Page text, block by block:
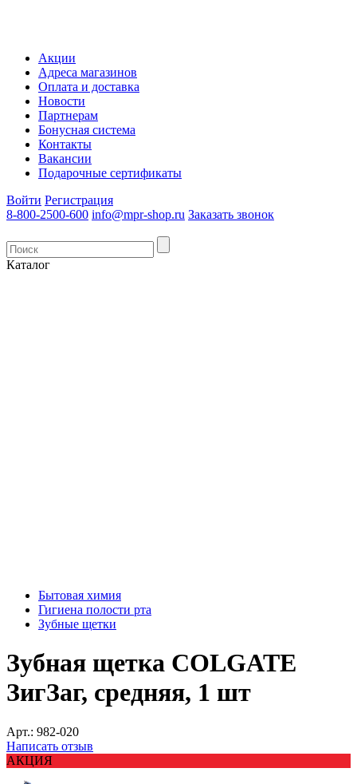
Акции
Адреса магазинов
Оплата и доставка
Новости
Партнерам
Бонусная система
Контакты
Вакансии
Подарочные сертификаты
Войти Регистрация
8-800-2500-600 info@mpr-shop.ru Заказать звонок
Каталог
Бытовая химия
Гигиена полости рта
Зубные щетки
Зубная щетка COLGATE
ЗигЗаг, средняя, 1 шт
Арт.: 982-020
Написать отзыв
АКЦИЯ